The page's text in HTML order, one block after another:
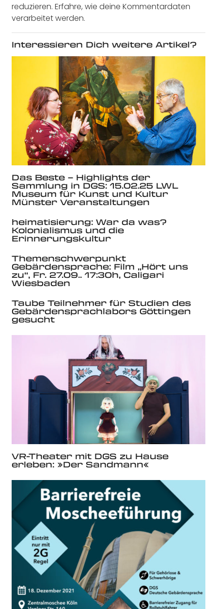
reduzieren. Erfahre, wie deine Kommentardaten
verarbeitet werden.
Interessieren Dich weitere Artikel?
Das Beste – Highlights der
Sammlung in DGS: 15.02.25 LWL
Museum für Kunst und Kultur
Münster Veranstaltungen
heimatisierung: War da was?
Kolonialismus und die
Erinnerungskultur
Themenschwerpunkt
Gebärdensprache: Film „Hört uns
zu“, Fr. 27.09.. 17:30h, Caligari
Wiesbaden
Taube Teilnehmer für Studien des
Gebärdensprachlabors Göttingen
gesucht
VR-Theater mit DGS zu Hause
erleben: »Der Sandmann«